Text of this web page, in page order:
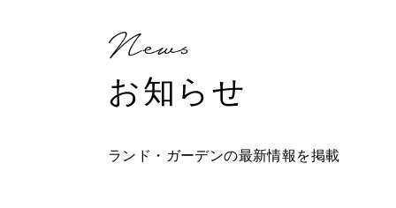
お知らせ
ランド・ガーデンの最新情報を掲載